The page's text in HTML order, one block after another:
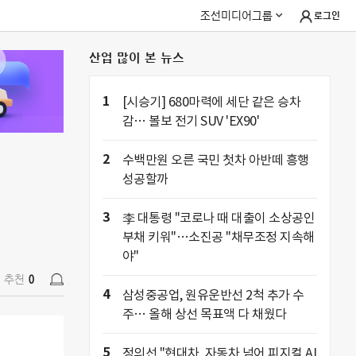
조선미디어그룹 로그인
추천 0
산업 많이 본 뉴스